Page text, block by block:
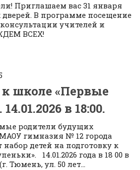
Приглашаем вас 31 января
В программе посещение
учителей и
ВСЕХ!
школе «Первые
в 18:00.
родители будущих
гимназия № 12 города
детей на подготовку к
14.01.2026 года в 18 00 в
Тюмень, ул. 50 лет...